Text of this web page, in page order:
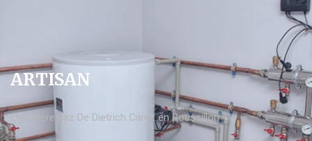
ARTISAN
chaudière gaz De Dietrich Canet en Roussillon